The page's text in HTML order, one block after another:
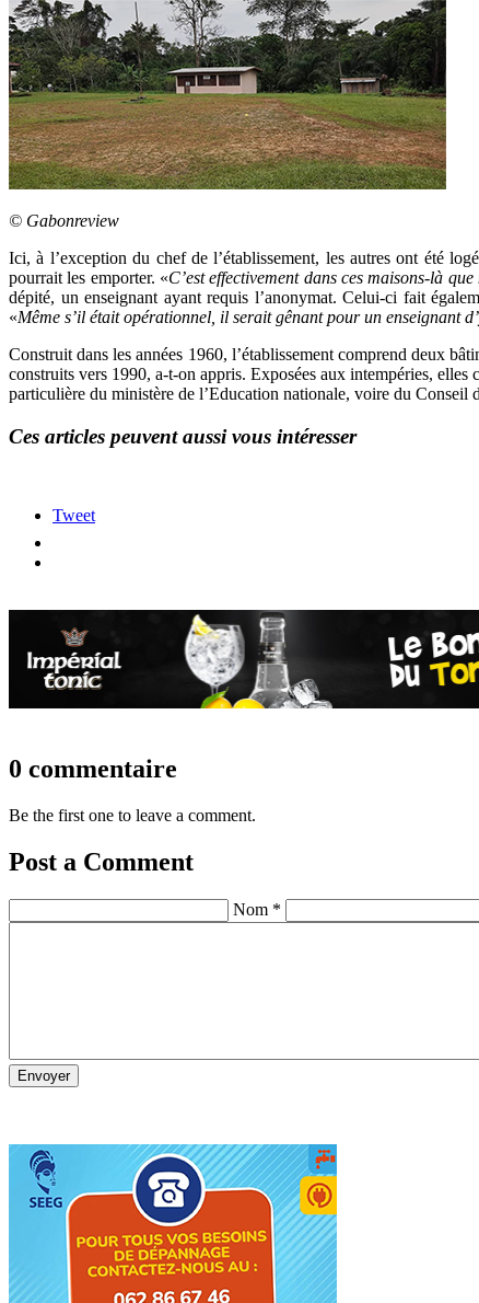
© Gabonreview
Ici, à l’exception du chef de l’établissement, les autres ont été
pourrait les emporter. «C’est effectivement dans ces maisons-là
dépité, un enseignant ayant requis l’anonymat. Celui-ci fait
«Même s’il était opérationnel, il serait gênant pour un enseignant
Construit dans les années 1960, l’établissement comprend deux
construits vers 1990, a-t-on appris. Exposées aux intempéries, elles
particulière du ministère de l’Education nationale, voire du Conseil
Ces articles peuvent aussi vous intéresser
Tweet
0 commentaire
Be the first one to leave a comment.
Post a Comment
Nom *